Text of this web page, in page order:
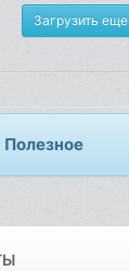
Загрузить еще
Полезное